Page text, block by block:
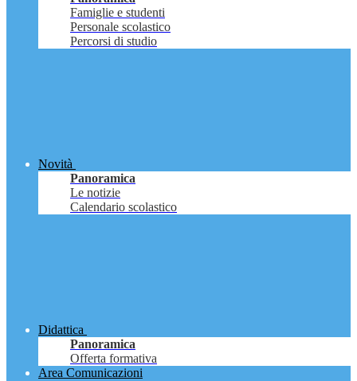
Famiglie e studenti
Personale scolastico
Percorsi di studio
Novità
Panoramica
Le notizie
Calendario scolastico
Didattica
Panoramica
Offerta formativa
Area Comunicazioni